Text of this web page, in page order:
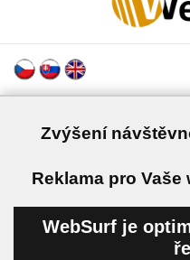
Zvýšení
Reklama pro
WebSurf je